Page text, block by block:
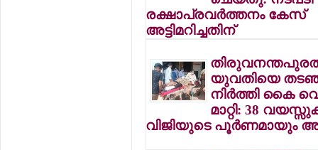
രക്ഷാപ്രവര്‍ത്തനം കേസ്
അട്ടിമറിച്ചതിന്
യുവതിയെ
നിര്‍ത്തി കൈ
മാറ്റി: 38
വിജിയുടെ പൂര്‍ണമായും